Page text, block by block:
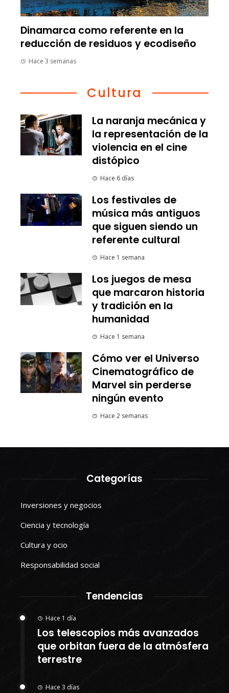
Dinamarca como referente en la
reducción de residuos y ecodiseño
Hace 3 semanas
Cultura
La naranja mecánica y
la representación de la
violencia en el cine
distópico
Hace 6 días
Los festivales de
música más antiguos
que siguen siendo un
referente cultural
Hace 1 semana
Los juegos de mesa
que marcaron historia
y tradición en la
humanidad
Hace 1 semana
Cómo ver el Universo
Cinematográfico de
Marvel sin perderse
ningún evento
Hace 2 semanas
Categorías
Inversiones y negocios
Ciencia y tecnología
Cultura y ocio
Responsabilidad social
Tendencias
Hace 1 día
Los telescopios más avanzados
que orbitan fuera de la atmósfera
terrestre
Hace 3 días